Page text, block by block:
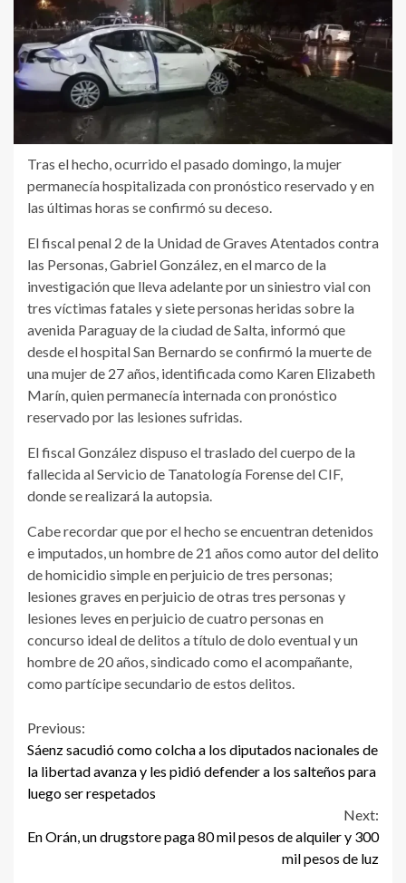
Tras el hecho, ocurrido el pasado domingo, la mujer
permanecía hospitalizada con pronóstico reservado y en
las últimas horas se confirmó su deceso.
El fiscal penal 2 de la Unidad de Graves Atentados contra
las Personas, Gabriel González, en el marco de la
investigación que lleva adelante por un siniestro vial con
tres víctimas fatales y siete personas heridas sobre la
avenida Paraguay de la ciudad de Salta, informó que
desde el hospital San Bernardo se confirmó la muerte de
una mujer de 27 años, identificada como Karen Elizabeth
Marín, quien permanecía internada con pronóstico
reservado por las lesiones sufridas.
El fiscal González dispuso el traslado del cuerpo de la
fallecida al Servicio de Tanatología Forense del CIF,
donde se realizará la autopsia.
Cabe recordar que por el hecho se encuentran detenidos
e imputados, un hombre de 21 años como autor del delito
de homicidio simple en perjuicio de tres personas;
lesiones graves en perjuicio de otras tres personas y
lesiones leves en perjuicio de cuatro personas en
concurso ideal de delitos a título de dolo eventual y un
hombre de 20 años, sindicado como el acompañante,
como partícipe secundario de estos delitos.
Continue
Reading
Previous:
Sáenz sacudió como colcha a los diputados nacionales de
la libertad avanza y les pidió defender a los salteños para
luego ser respetados
Next:
En Orán, un drugstore paga 80 mil pesos de alquiler y 300
mil pesos de luz